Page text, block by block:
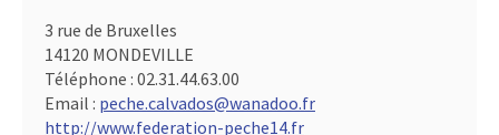
3 rue de Bruxelles
14120 MONDEVILLE
Téléphone : 02.31.44.63.00
Email : peche.calvados@wanadoo.fr
http://www.federation-peche14.fr